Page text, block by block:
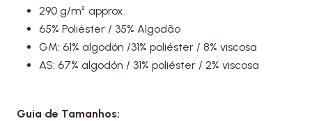
290 g/m² approx.
65% Poliéster / 35% Algodão
GM: 61% algodón /31% poliéster / 8% viscosa
AS: 67% algodón / 31% poliéster / 2% viscosa
Guia de Tamanhos: